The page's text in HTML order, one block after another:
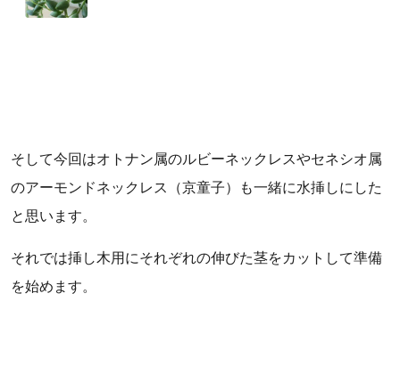
そして今回はオトナン属のルビーネックレスやセネシオ属
のアーモンドネックレス（京童子）も一緒に水挿しにした
と思います。
それでは挿し木用にそれぞれの伸びた茎をカットして準備
を始めます。